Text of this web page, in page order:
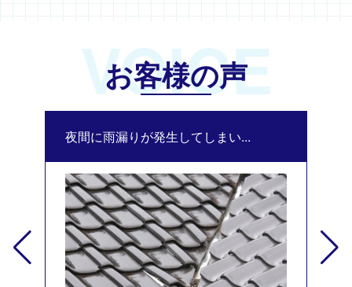
VOICE
お客様の声
夜間に雨漏りが発生してしまい...